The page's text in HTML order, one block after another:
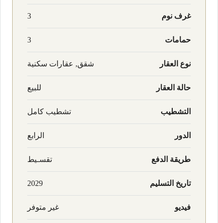
غرف نوم 3
حمامات 3
نوع العقار شقق, عقارات سكنية
حالة العقار للبيع
التشطيب تشطيب كامل
الدور الرابع
طريقة الدفع تقسـيط
تاريخ التسليم 2029
فيديو غير متوفر